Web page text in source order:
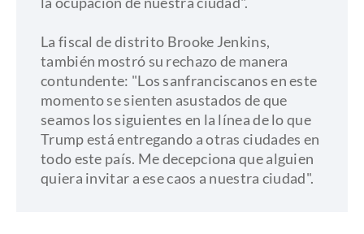
​La fiscal de distrito Brooke Jenkins,
también mostró su rechazo de manera
contundente: "Los sanfranciscanos en este
momento se sienten asustados de que
seamos los siguientes en la línea de lo que
Trump está entregando a otras ciudades en
todo este país. Me decepciona que alguien
quiera invitar a ese caos a nuestra ciudad".